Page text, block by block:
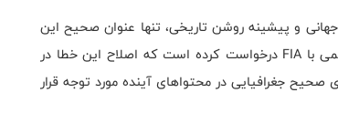
و پیشینه روشن تاریخی، تنها عنوان صحیح این
با FIA درخواست کرده است که اصلاح این خطا در
صحیح جغرافیایی در محتواهای آینده مورد توجه قرار